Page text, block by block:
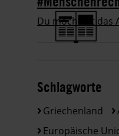
Du möchtest das
Schlagworte
Griechenland
Europäische